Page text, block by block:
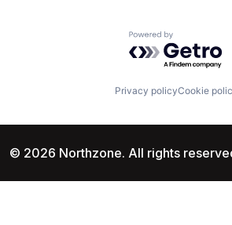
Powered by
Privacy policyCookie
© 2026 Northzone. All rights